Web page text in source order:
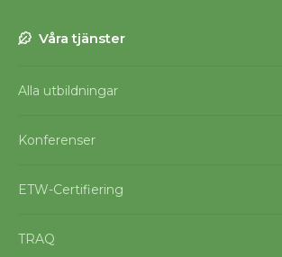
Våra tjänster
Alla utbildningar
Konferenser
ETW-Certifiering
TRAQ